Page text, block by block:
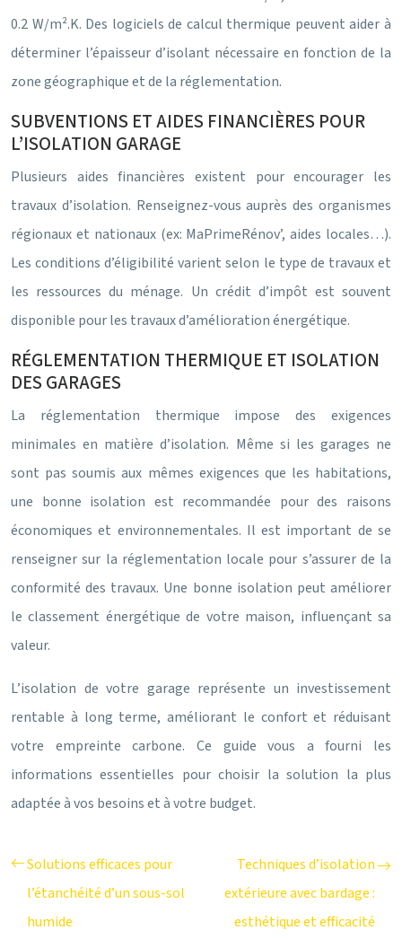
0.2 W/m².K. Des logiciels de calcul thermique peuvent aider à
déterminer l’épaisseur d’isolant nécessaire en fonction de la
zone géographique et de la réglementation.
SUBVENTIONS ET AIDES FINANCIÈRES POUR
L’ISOLATION GARAGE
Plusieurs aides financières existent pour encourager les
travaux d’isolation. Renseignez-vous auprès des organismes
régionaux et nationaux (ex: MaPrimeRénov’, aides locales…).
Les conditions d’éligibilité varient selon le type de travaux et
les ressources du ménage. Un crédit d’impôt est souvent
disponible pour les travaux d’amélioration énergétique.
RÉGLEMENTATION THERMIQUE ET ISOLATION
DES GARAGES
La réglementation thermique impose des exigences
minimales en matière d’isolation. Même si les garages ne
sont pas soumis aux mêmes exigences que les habitations,
une bonne isolation est recommandée pour des raisons
économiques et environnementales. Il est important de se
renseigner sur la réglementation locale pour s’assurer de la
conformité des travaux. Une bonne isolation peut améliorer
le classement énergétique de votre maison, influençant sa
valeur.
L’isolation de votre garage représente un investissement
rentable à long terme, améliorant le confort et réduisant
votre empreinte carbone. Ce guide vous a fourni les
informations essentielles pour choisir la solution la plus
adaptée à vos besoins et à votre budget.
Solutions efficaces pour
l’étanchéité d’un sous-sol
humide
Techniques d’isolation
extérieure avec bardage :
esthétique et efficacité